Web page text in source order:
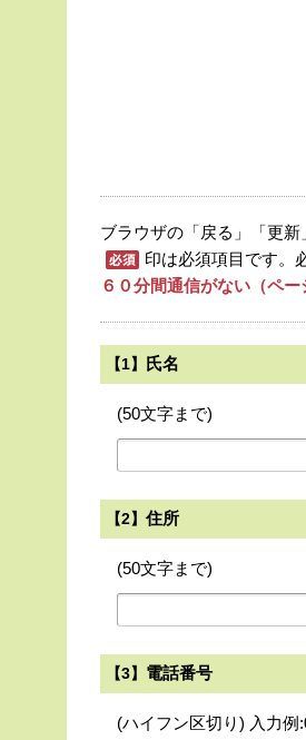
ブラウザの「戻る」「更
印は必須項目です。
６０分間通信がない（ペ
【1】 氏名
(50文字まで)
【2】 住所
(50文字まで)
【3】 電話番号
(ハイフン区切り) 入力例